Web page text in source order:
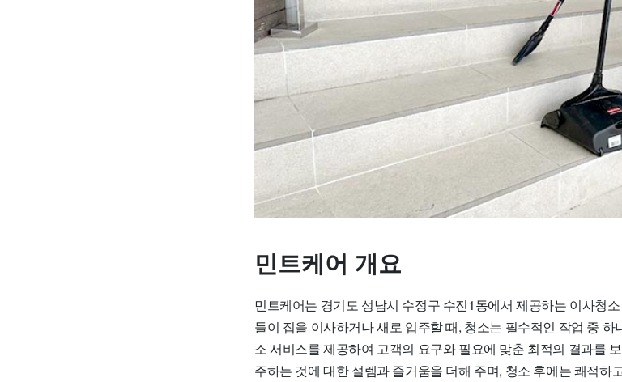
민트케어 개요
민트케어는 경기도 성남시 수정구 수진1동에서 제공하는 이사청
들이 집을 이사하거나 새로 입주할 때, 청소는 필수적인 작업 중
소 서비스를 제공하여 고객의 요구와 필요에 맞춘 최적의 결과를
주하는 것에 대한 설렘과 즐거움을 더해 주며, 청소 후에는 쾌적하